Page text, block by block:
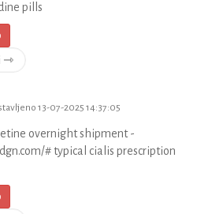
pills
⇾
13-07-2025 14:37:05
overnight shipment -
# typical cialis prescription